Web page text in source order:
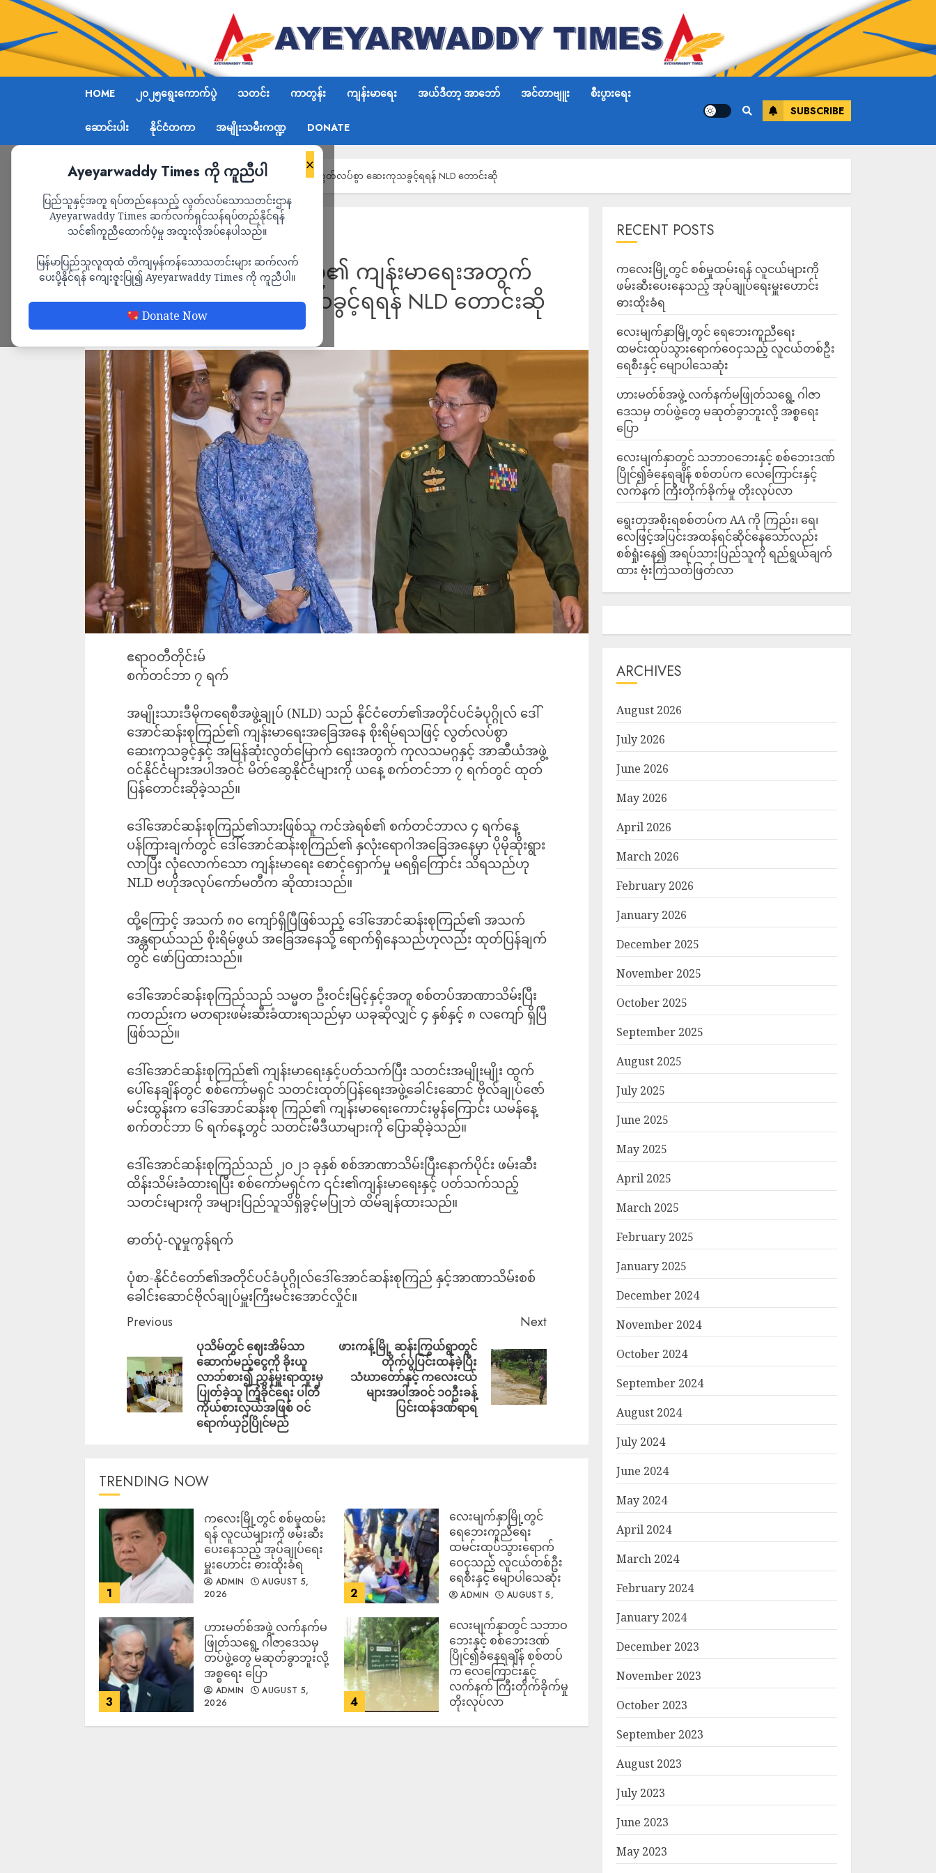
HOME ၂၀၂၅ရွေးကောက်ပွဲ သတင်း ကာတွန်း ကျန်းမာရေး အယ်ဒီတာ့ အာဘော် အင်တာဗျူး စီးပွားရေး
ဆောင်းပါး နိုင်ငံတကာ အမျိုးသမီးကဏ္ဍ DONATE
SUBSCRIBE
×
Ayeyarwaddy Times ကို ကူညီပါ
ပြည်သူနှင့်အတူ ရပ်တည်နေသည့် လွတ်လပ်သောသတင်းဌာန
Ayeyarwaddy Times ဆက်လက်ရှင်သန်ရပ်တည်နိုင်ရန်
သင်၏ကူညီထောက်ပံ့မှု အထူးလိုအပ်နေပါသည်။
မြန်မာပြည်သူလူထုထံ တိကျမှန်ကန်သောသတင်းများ ဆက်လက်
ပေးပို့နိုင်ရန် ကျေးဇူးပြု၍ Ayeyarwaddy Times ကို ကူညီပါ။
Donate Now
Home ဒေါ်အောင်ဆန်းစုကြည်၏ ကျန်းမာရေးအတွက် လွတ်လပ်စွာ ဆေးကုသခွင့်ရရန် NLD တောင်းဆို
သတင်း
ဒေါ်အောင်ဆန်းစုကြည်၏ ကျန်းမာရေးအတွက်
လွတ်လပ်စွာ ဆေးကုသခွင့်ရရန် NLD တောင်းဆို
ADMIN SEPTEMBER 7, 2025
ဧရာ၀တီတိုင်းမ်
စက်တင်ဘာ ၇ ရက်
အမျိုးသားဒီမိုကရေစီအဖွဲ့ချုပ် (NLD) သည် နိုင်ငံတော်၏အတိုင်ပင်ခံပုဂ္ဂိုလ် ဒေါ်
အောင်ဆန်းစုကြည်၏ ကျန်းမာရေးအခြေအနေ စိုးရိမ်ရသဖြင့် လွတ်လပ်စွာ
ဆေးကုသခွင့်နှင့် အမြန်ဆုံးလွတ်မြောက် ရေးအတွက် ကုလသမဂ္ဂနှင့် အာဆီယံအဖွဲ့
ဝင်နိုင်ငံများအပါအဝင် မိတ်ဆွေနိုင်ငံများကို ယနေ့ စက်တင်ဘာ ၇ ရက်တွင် ထုတ်
ပြန်တောင်းဆိုခဲ့သည်။
ဒေါ်အောင်ဆန်းစုကြည်၏သားဖြစ်သူ ကင်အဲရစ်၏ စက်တင်ဘာလ ၄ ရက်နေ့
ပန်ကြားချက်တွင် ဒေါ်အောင်ဆန်းစုကြည်၏ နှလုံးရောဂါအခြေအနေမှာ ပိုမိုဆိုးရွား
လာပြီး လုံလောက်သော ကျန်းမာရေး စောင့်ရှောက်မှု မရရှိကြောင်း သိရသည်ဟု
NLD ဗဟိုအလုပ်ကော်မတီက ဆိုထားသည်။
ထို့ကြောင့် အသက် ၈၀ ကျော်ရှိပြီဖြစ်သည့် ဒေါ်အောင်ဆန်းစုကြည်၏ အသက်
အန္တရာယ်သည် စိုးရိမ်ဖွယ် အခြေအနေသို့ ရောက်ရှိနေသည်ဟုလည်း ထုတ်ပြန်ချက်
တွင် ဖော်ပြထားသည်။
ဒေါ်အောင်ဆန်းစုကြည်သည် သမ္မတ ဦးဝင်းမြင့်နှင့်အတူ စစ်တပ်အာဏာသိမ်းပြီး
ကတည်းက မတရားဖမ်းဆီးခံထားရသည်မှာ ယခုဆိုလျှင် ၄ နှစ်နှင့် ၈ လကျော် ရှိပြီ
ဖြစ်သည်။
ဒေါ်အောင်ဆန်းစုကြည်၏ ကျန်းမာရေးနှင့်ပတ်သက်ပြီး သတင်းအမျိုးမျိုး ထွက်
ပေါ်နေချိန်တွင် စစ်ကော်မရှင် သတင်းထုတ်ပြန်ရေးအဖွဲ့ခေါင်းဆောင် ဗိုလ်ချုပ်ဇော်
မင်းထွန်းက ဒေါ်အောင်ဆန်းစု ကြည်၏ ကျန်းမာရေးကောင်းမွန်ကြောင်း ယမန်နေ့
စက်တင်ဘာ ၆ ရက်နေ့တွင် သတင်းမီဒီယာများကို ပြောဆိုခဲ့သည်။
ဒေါ်အောင်ဆန်းစုကြည်သည် ၂၀၂၁ ခုနှစ် စစ်အာဏာသိမ်းပြီးနောက်ပိုင်း ဖမ်းဆီး
ထိန်းသိမ်းခံထားရပြီး စစ်ကော်မရှင်က ၎င်း၏ကျန်းမာရေးနှင့် ပတ်သက်သည့်
သတင်းများကို အများပြည်သူသိရှိခွင့်မပြုဘဲ ထိမ်ချန်ထားသည်။
ဓာတ်ပုံ-လူမှုကွန်ရက်
ပုံစာ-နိုင်ငံတော်၏အတိုင်ပင်ခံပုဂ္ဂိုလ်ဒေါ်အောင်ဆန်းစုကြည် နှင့်အာဏာသိမ်းစစ်
ခေါင်းဆောင်ဗိုလ်ချုပ်မှူးကြီးမင်းအောင်လှိုင်။
Previous
ပုသိမ်တွင် ဈေးအိမ်သာ
ဆောက်မည့်ငွေကို ခိုးယူ
လာဘ်စား၍ ညွှန်မှူးရာထူးမှ
ပြုတ်ခဲ့သူ ကြံ့ခိုင်ရေး ပါတီ
ကိုယ်စားလှယ်အဖြစ် ဝင်
ရောက်ယှဉ်ပြိုင်မည်
Next
ဖားကန့်မြို့ ဆန်းကြွယ်ရွာတွင်
တိုက်ပွဲပြင်းထန်ခဲ့ပြီး
သံဃာတော်နှင့် ကလေးငယ်
များအပါအဝင် ၁၀ဦးခန့်
ပြင်းထန်ဒဏ်ရာရ
TRENDING NOW
1
ကလေးမြို့တွင် စစ်မှုထမ်း
ရန် လူငယ်များကို ဖမ်းဆီး
ပေးနေသည့် အုပ်ချုပ်ရေး
မှူးဟောင်း ဓားထိုးခံရ
ADMIN
AUGUST 5,
2026
2
လေးမျက်နှာမြို့တွင်
ရေဘေးကူညီရေး
ထမင်းထုပ်သွားရောက်
ဝေငှသည့် လူငယ်တစ်ဦး
ရေစီးနှင့် မျောပါသေဆုံး
ADMIN
AUGUST 5,
3
ဟားမတ်စ်အဖွဲ့ လက်နက်မ
ဖြုတ်သရွေ့ ဂါဇာဒေသမှ
တပ်ဖွဲ့တွေ မဆုတ်ခွာဘူးလို့
အစ္စရေး ပြော
ADMIN
AUGUST 5,
2026
4
‎လေးမျက်နှာတွင် သဘာဝ
ဘေးနှင့် စစ်ဘေးဒဏ်
ပြိုင်၍ခံနေရချိန် စစ်တပ်
က လေကြောင်းနှင့်
လက်နက် ကြီးတိုက်ခိုက်မှု
တိုးလုပ်လာ
RECENT POSTS
ကလေးမြို့တွင် စစ်မှုထမ်းရန် လူငယ်များကို
ဖမ်းဆီးပေးနေသည့် အုပ်ချုပ်ရေးမှူးဟောင်း
ဓားထိုးခံရ
လေးမျက်နှာမြို့တွင် ရေဘေးကူညီရေး
ထမင်းထုပ်သွားရောက်ဝေငှသည့် လူငယ်တစ်ဦး
ရေစီးနှင့် မျောပါသေဆုံး
ဟားမတ်စ်အဖွဲ့ လက်နက်မဖြုတ်သရွေ့ ဂါဇာ
ဒေသမှ တပ်ဖွဲ့တွေ မဆုတ်ခွာဘူးလို့ အစ္စရေး
ပြော
‎လေးမျက်နှာတွင် သဘာဝဘေးနှင့် စစ်ဘေးဒဏ်
ပြိုင်၍ခံနေရချိန် စစ်တပ်က လေကြောင်းနှင့်
လက်နက် ကြီးတိုက်ခိုက်မှု တိုးလုပ်လာ
ရွေးတုအစိုးရစစ်တပ်က AA ကို ကြည်း၊ ရေ၊
လေဖြင့်အပြင်းအထန်ရင်ဆိုင်နေသော်လည်း
စစ်ရှုံးနေ၍ အရပ်သားပြည်သူကို ရည်ရွယ်ချက်
ထား ဗုံးကြဲသတ်ဖြတ်လာ
ARCHIVES
August 2026
July 2026
June 2026
May 2026
April 2026
March 2026
February 2026
January 2026
December 2025
November 2025
October 2025
September 2025
August 2025
July 2025
June 2025
May 2025
April 2025
March 2025
February 2025
January 2025
December 2024
November 2024
October 2024
September 2024
August 2024
July 2024
June 2024
May 2024
April 2024
March 2024
February 2024
January 2024
December 2023
November 2023
October 2023
September 2023
August 2023
July 2023
June 2023
May 2023